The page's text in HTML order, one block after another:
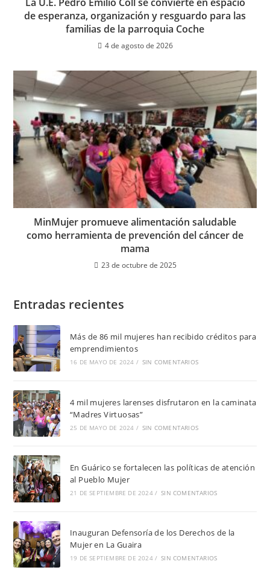
de esperanza, organización y resguardo para las
familias de la parroquia Coche
4 de agosto de 2026
MinMujer promueve alimentación saludable
como herramienta de prevención del cáncer de
mama
23 de octubre de 2025
Entradas recientes
Más de 86 mil mujeres han recibido créditos para
emprendimientos
16 DE MAYO DE 2024 / SIN COMENTARIOS
4 mil mujeres larenses disfrutaron en la caminata
“Madres Virtuosas”
25 DE MAYO DE 2024 / SIN COMENTARIOS
En Guárico se fortalecen las políticas de atención
al Pueblo Mujer
21 DE SEPTIEMBRE DE 2024 / SIN COMENTARIOS
Inauguran Defensoría de los Derechos de la
Mujer en La Guaira
19 DE SEPTIEMBRE DE 2024 / SIN COMENTARIOS